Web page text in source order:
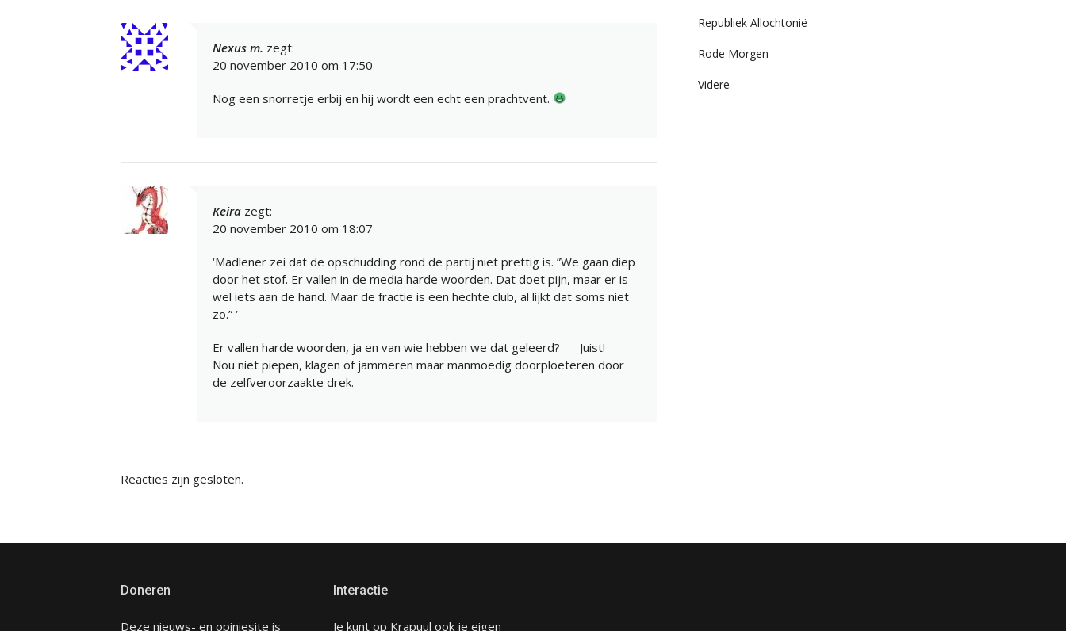
Nexus m. zegt:
20 november 2010 om 17:50
Nog een snorretje erbij en hij wordt een echt een prachtvent.
Keira zegt:
20 november 2010 om 18:07
‘Madlener zei dat de opschudding rond de partij niet prettig is. ”We gaan diep
door het stof. Er vallen in de media harde woorden. Dat doet pijn, maar er is
wel iets aan de hand. Maar de fractie is een hechte club, al lijkt dat soms niet
zo.” ‘
Er vallen harde woorden, ja en van wie hebben we dat geleerd?
Juist!
Nou niet piepen, klagen of jammeren maar manmoedig doorploeteren door
de zelfveroorzaakte drek.
Reacties zijn gesloten.
Republiek Allochtonië
Rode Morgen
Videre
Doneren
Deze nieuws- en opiniesite is
Interactie
Je kunt op Krapuul ook je eigen